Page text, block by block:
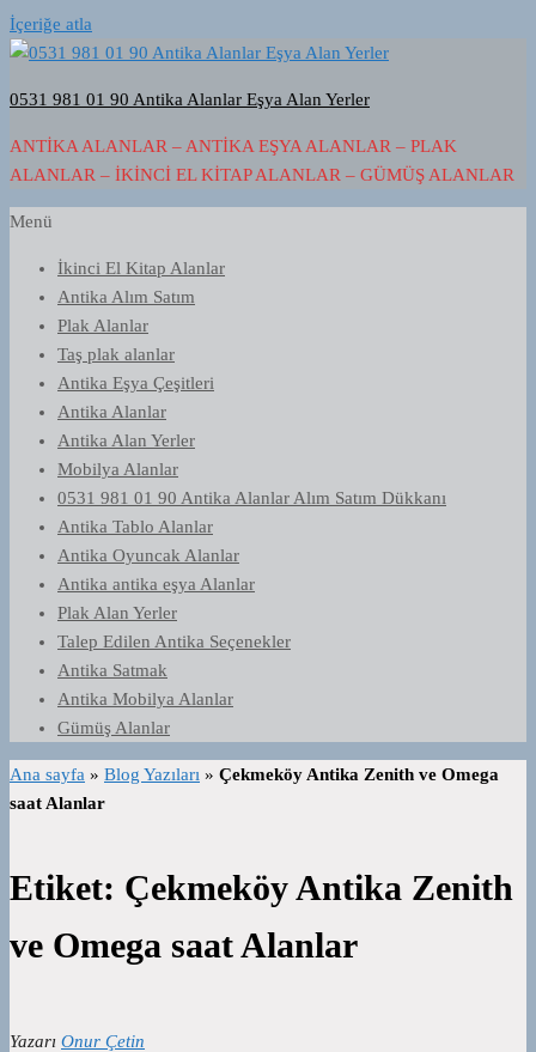
İçeriğe atla
0531 981 01 90 Antika Alanlar Eşya Alan Yerler
ANTIKA ALANLAR – ANTIKA EŞYA ALANLAR – PLAK
ALANLAR – İKINCI EL KITAP ALANLAR – GÜMÜŞ ALANLAR
Menü
İkinci El Kitap Alanlar
Antika Alım Satım
Plak Alanlar
Taş plak alanlar
Antika Eşya Çeşitleri
Antika Alanlar
Antika Alan Yerler
Mobilya Alanlar
0531 981 01 90 Antika Alanlar Alım Satım Dükkanı
Antika Tablo Alanlar
Antika Oyuncak Alanlar
Antika antika eşya Alanlar
Plak Alan Yerler
Talep Edilen Antika Seçenekler
Antika Satmak
Antika Mobilya Alanlar
Gümüş Alanlar
Ana sayfa » Blog Yazıları » Çekmeköy Antika Zenith ve Omega
saat Alanlar
Etiket: Çekmeköy Antika Zenith
ve Omega saat Alanlar
Yazarı Onur Çetin